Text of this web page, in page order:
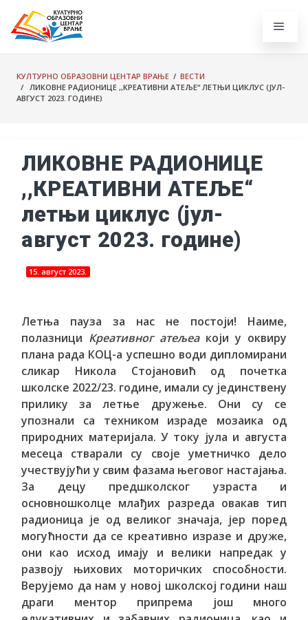
КУЛТУРНО ОБРАЗОВНИ ЦЕНТАР ВРАЊЕ / ВЕСТИ
/ ЛИКОВНЕ РАДИОНИЦЕ ,,КРЕАТИВНИ АТЕЉЕ“ ЛЕТЊИ ЦИКЛУС (ЈУЛ-
АВГУСТ 2023. ГОДИНЕ)
ЛИКОВНЕ РАДИОНИЦЕ
,,КРЕАТИВНИ АТЕЉЕ“
летњи циклус (јул-
август 2023. године)
15. август 2023.
Летња пауза за нас не постоји! Наиме,
полазници Креативног атељеакоји у оквиру
плана рада КОЦ-а успешно води дипломирани
сликар Никола Стојановић од почетка
школске 2022/23. године, имали су јединствену
прилику за летње дружење. Они су се
упознали са техником израде мозаика од
природних материјала. У току јула и августа
месеца стварали су своје уметничко дело
учествујући у свим фазама његовог настајања.
За децу предшколског узраста и
основношколце млађих разреда овакав тип
радионица је од великог значаја, јер поред
могућности да се креативно изразе и друже,
они као исход имају и велики напредак у
развоју њихових моторичких способности.
Верујемо да нам у новој школској години наш
драги ментор припрема још много